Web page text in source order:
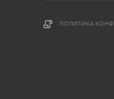
ПОЛИТИКА